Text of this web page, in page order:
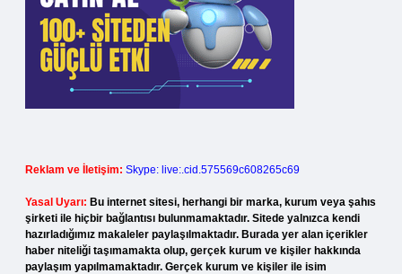
Reklam ve İletişim: Skype: live:.cid.575569c608265c69
Yasal Uyarı: Bu internet sitesi, herhangi bir marka, kurum veya şahıs
şirketi ile hiçbir bağlantısı bulunmamaktadır. Sitede yalnızca kendi
hazırladığımız makaleler paylaşılmaktadır. Burada yer alan içerikler
haber niteliği taşımamakta olup, gerçek kurum ve kişiler hakkında
paylaşım yapılmamaktadır. Gerçek kurum ve kişiler ile isim